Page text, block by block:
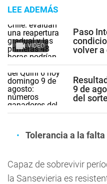
LEE ADEMÁS
VIDEO
Paso
volver
9 de
del
Tolerancia a la falta
Capaz de sobrevivir
la Sansevieria es